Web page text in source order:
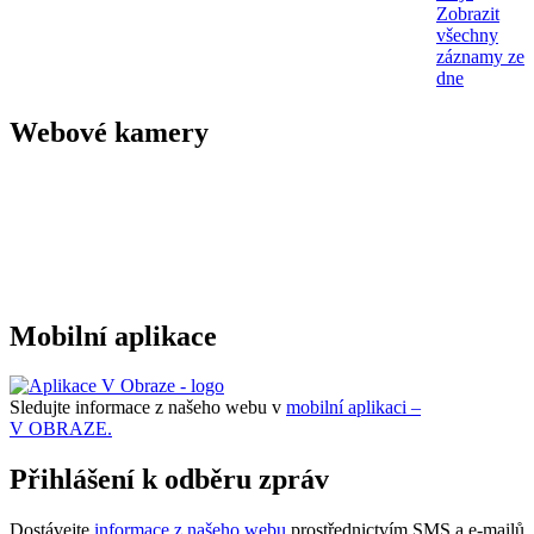
Zobrazit
všechny
záznamy ze
dne
Webové kamery
Mobilní aplikace
Sledujte informace z našeho webu v mobilní aplikaci –
V OBRAZE.
Přihlášení k odběru zpráv